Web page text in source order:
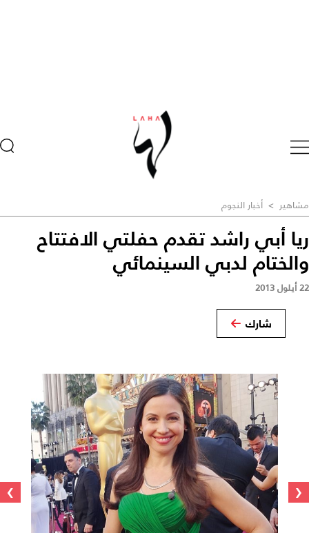
مشاهير > أخبار النجوم
ريا أبي راشد تقدم حفلتي الافتتاح
والختام لدبي السينمائي
22 أيلول 2013
شارك
‹
›